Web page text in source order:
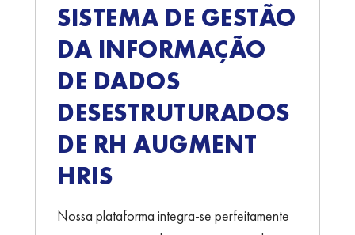
SISTEMA DE GESTÃO
DA INFORMAÇÃO
DE DADOS
DESESTRUTURADOS
DE RH AUGMENT
HRIS
Nossa plataforma integra-se perfeitamente